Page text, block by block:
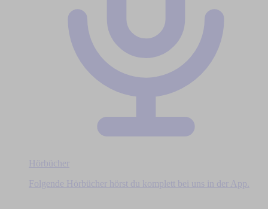
Hörbücher
Folgende Hörbücher hörst du komplett bei uns in der App.